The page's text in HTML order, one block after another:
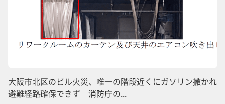
大阪市北区のビル火災、唯一の階段近くにガソリン撒かれ
避難経路確保できず 消防庁の...